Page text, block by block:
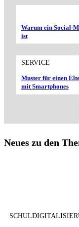
Warum ein Social-
ist
SERVICE
Muster für einen
mit Smart­phones
Neues zu den